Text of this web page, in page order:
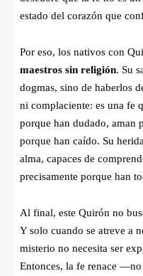
estado del corazón que
Por eso, los nativos con
maestros sin religión. Su
dogmas, sino de haberlos
ni complaciente: es una fe
porque han dudado, aman
porque han caído. Su
alma, capaces de
precisamente porque han
Al final, este Quirón no
Y solo cuando se atreve a
misterio no necesita ser
Entonces, la fe renace